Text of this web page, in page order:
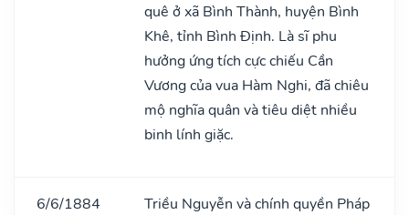
quê ở xã Bình Thành, huyện Bình
Khê, tỉnh Bình Định. Là sĩ phu
hưởng ứng tích cực chiếu Cần
Vương của vua Hàm Nghi, đã chiêu
mộ nghĩa quân và tiêu diệt nhiều
binh lính giặc.
6/6/1884
Triều Nguyễn và chính quyền Pháp